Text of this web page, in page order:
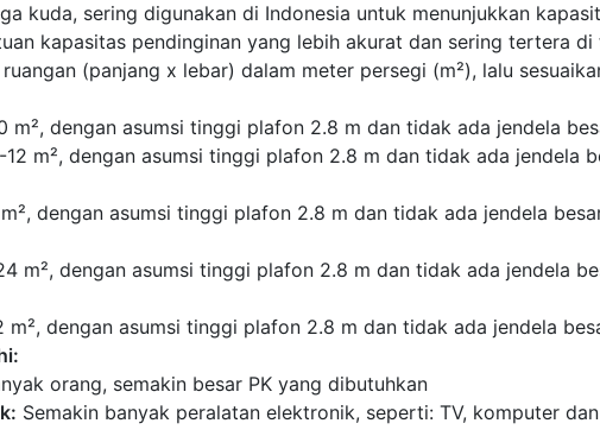
kuda, sering digunakan di Indonesia untuk menunjukkan
kapasitas pendinginan yang lebih akurat dan sering tertera
(panjang x lebar) dalam meter persegi (m²), lalu
m², dengan asumsi tinggi plafon 2.8 m dan tidak ada jendela
12 m², dengan asumsi tinggi plafon 2.8 m dan tidak ada jendela
dengan asumsi tinggi plafon 2.8 m dan tidak ada jendela
m², dengan asumsi tinggi plafon 2.8 m dan tidak ada jendela
dengan asumsi tinggi plafon 2.8 m dan tidak ada jendela
orang, semakin besar PK yang dibutuhkan
Semakin banyak peralatan elektronik, seperti: TV, komputer